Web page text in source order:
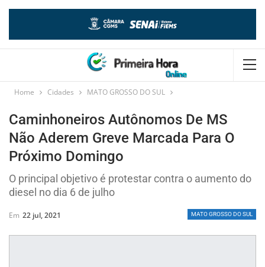
Home Cidades MATO GROSSO DO SUL
Caminhoneiros Autônomos De MS
Não Aderem Greve Marcada Para O
Próximo Domingo
O principal objetivo é protestar contra o aumento do
diesel no dia 6 de julho
MATO GROSSO DO SUL
Em 22 jul, 2021